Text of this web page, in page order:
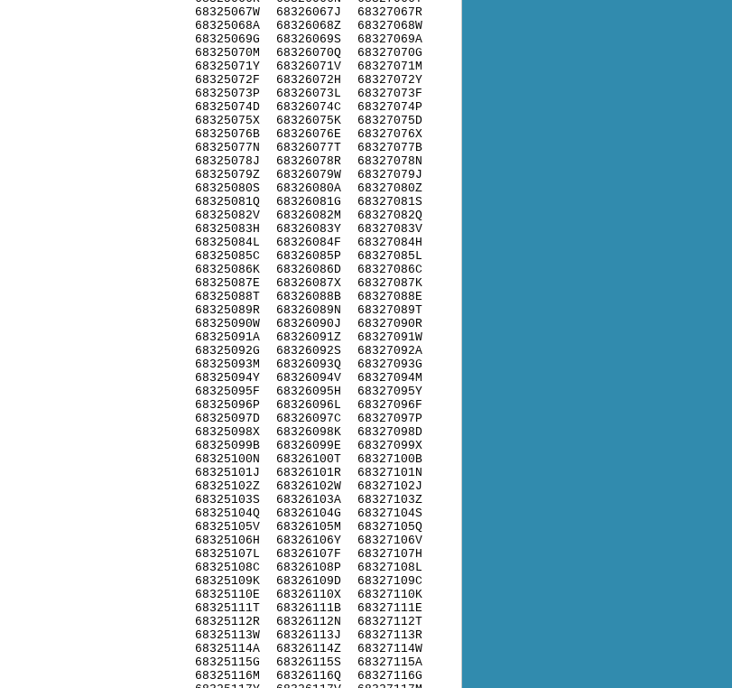
68325067W
68325068A
68325069G
68325070M
68325071Y
68325072F
68325073P
68325074D
68325075X
68325076B
68325077N
68325078J
68325079Z
68325080S
68325081Q
68325082V
68325083H
68325084L
68325085C
68325086K
68325087E
68325088T
68325089R
68325090W
68325091A
68325092G
68325093M
68325094Y
68325095F
68325096P
68325097D
68325098X
68325099B
68325100N
68325101J
68325102Z
68325103S
68325104Q
68325105V
68325106H
68325107L
68325108C
68325109K
68325110E
68325111T
68325112R
68325113W
68325114A
68325115G
68325116M
68326067J
68326068Z
68326069S
68326070Q
68326071V
68326072H
68326073L
68326074C
68326075K
68326076E
68326077T
68326078R
68326079W
68326080A
68326081G
68326082M
68326083Y
68326084F
68326085P
68326086D
68326087X
68326088B
68326089N
68326090J
68326091Z
68326092S
68326093Q
68326094V
68326095H
68326096L
68326097C
68326098K
68326099E
68326100T
68326101R
68326102W
68326103A
68326104G
68326105M
68326106Y
68326107F
68326108P
68326109D
68326110X
68326111B
68326112N
68326113J
68326114Z
68326115S
68326116Q
68327067R
68327068W
68327069A
68327070G
68327071M
68327072Y
68327073F
68327074P
68327075D
68327076X
68327077B
68327078N
68327079J
68327080Z
68327081S
68327082Q
68327083V
68327084H
68327085L
68327086C
68327087K
68327088E
68327089T
68327090R
68327091W
68327092A
68327093G
68327094M
68327095Y
68327096F
68327097P
68327098D
68327099X
68327100B
68327101N
68327102J
68327103Z
68327104S
68327105Q
68327106V
68327107H
68327108L
68327109C
68327110K
68327111E
68327112T
68327113R
68327114W
68327115A
68327116G